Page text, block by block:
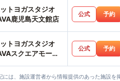
トヨガスタジオ
鹿児島天文館店
公式 予約
トヨガスタジオ
スクエアモール
公式 予約
には、施設運営者から情報提供のあった施設を